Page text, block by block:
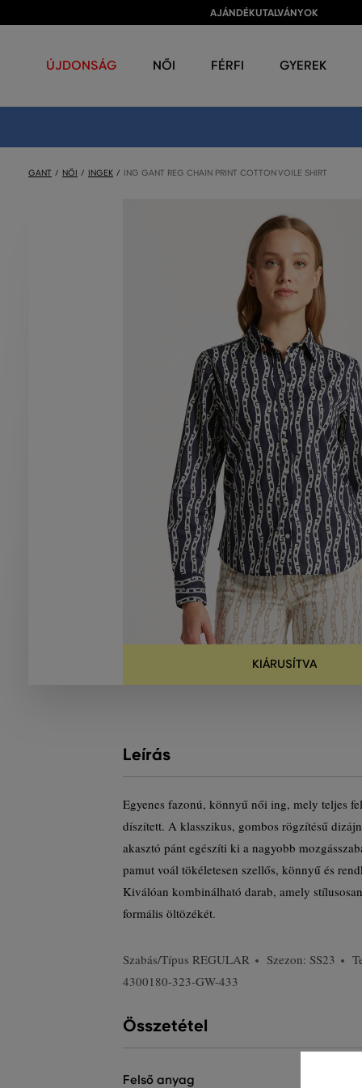
AJÁNDÉKUTALVÁNYOK
ÚJDONSÁG NŐI FÉRFI GYEREK
GANT NŐI INGEK ING GANT REG CHAIN PRINT COTTON VOILE SHIRT
KIÁRUSÍTVA
Leírás
Egyenes fazonú, könnyű női ing, mely teljes
díszített. A klasszikus, gombos rögzítésű
akasztó pánt egészíti ki a nagyobb
pamut voál tökéletesen szellős, könnyű és
Kiválóan kombinálható darab, amely
formális öltözékét.
Szabás/Típus REGULAR Szezon: SS23
4300180-323-GW-433
Összetétel
felső anyag